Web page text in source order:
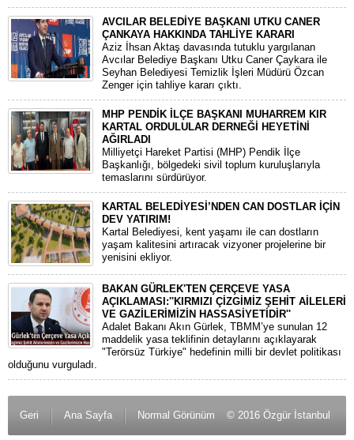
AVCILAR BELEDİYE BAŞKANI UTKU CANER
ÇANKAYA HAKKINDA TAHLİYE KARARI
​Aziz İhsan Aktaş davasında tutuklu yargılanan
Avcılar Belediye Başkanı Utku Caner Çaykara ile
Seyhan Belediyesi Temizlik İşleri Müdürü Özcan
Zenger için tahliye kararı çıktı.
MHP PENDİK İLÇE BAŞKANI MUHARREM KIR
KARTAL ORDULULAR DERNEĞİ HEYETİNİ
AĞIRLADI
​Milliyetçi Hareket Partisi (MHP) Pendik İlçe
Başkanlığı, bölgedeki sivil toplum kuruluşlarıyla
temaslarını sürdürüyor.
KARTAL BELEDİYESİ’NDEN CAN DOSTLAR İÇİN
DEV YATIRIM!
Kartal Belediyesi, kent yaşamı ile can dostların
yaşam kalitesini artıracak vizyoner projelerine bir
yenisini ekliyor.
BAKAN GÜRLEK'TEN ÇERÇEVE YASA
AÇIKLAMASI:''KIRMIZI ÇİZGİMİZ ŞEHİT AİLELERİ
VE GAZİLERİMİZİN HASSASİYETİDİR''
Adalet Bakanı Akın Gürlek, TBMM’ye sunulan 12
maddelik yasa teklifinin detaylarını açıklayarak
"Terörsüz Türkiye" hedefinin milli bir devlet politikası
olduğunu vurguladı.
Geri Ana Sayfa Normal Görünüm © 2016 Özgür İstanbul